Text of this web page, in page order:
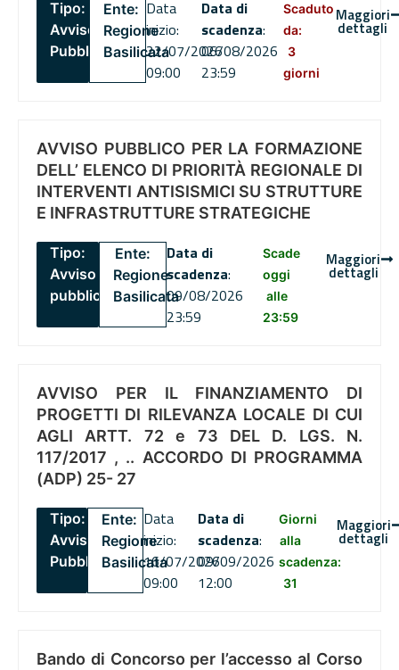
Tipo:
Avviso
Pubblico
Ente:
Regione
Basilicata
Data
inizio:
22/07/2026
09:00
Data di
scadenza:
06/08/2026
23:59
Scaduto
da:
3
giorni
Maggiori
dettagli
AVVISO PUBBLICO PER LA FORMAZIONE
DELL’ ELENCO DI PRIORITÀ REGIONALE DI
INTERVENTI ANTISISMICI SU STRUTTURE
E INFRASTRUTTURE STRATEGICHE
Tipo:
Avviso
pubblico
Ente:
Regione
Basilicata
Data di
scadenza:
09/08/2026
23:59
Scade
oggi
alle
23:59
Maggiori
dettagli
AVVISO PER IL FINANZIAMENTO DI
PROGETTI DI RILEVANZA LOCALE DI CUI
AGLI ARTT. 72 e 73 DEL D. LGS. N.
117/2017 , .. ACCORDO DI PROGRAMMA
(ADP) 25- 27
Tipo:
Avviso
Pubblico
Ente:
Regione
Basilicata
Data
inizio:
16/07/2026
09:00
Data di
scadenza:
09/09/2026
12:00
Giorni
alla
scadenza:
31
Maggiori
dettagli
Bando di Concorso per l’accesso al Corso